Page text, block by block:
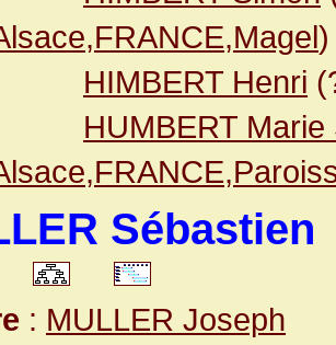
)
HIMBERT Henri
HUMBERT Marie
Sébastien
: MULLER Joseph